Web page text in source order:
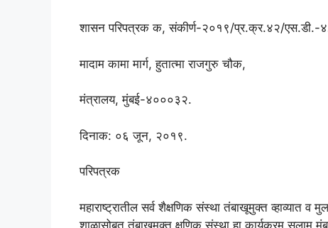
शासन परिपत्रक क, संकीर्ण-२०१९/प्र.क्र.४२/एस.डी.-
मादाम कामा मार्ग, हुतात्मा राजगुरु चौक,
मंत्रालय, मुंबई-४०००३२.
दिनाक: ०६ जून, २०१९.
परिपत्रक
महाराष्ट्रातील सर्व शैक्षणिक संस्था तंबाखूमुक्त व्हाव्यात व
शाळासोबत तंबाखूमुक्त क्षणिक संस्था हा कार्यक्रम सलाम